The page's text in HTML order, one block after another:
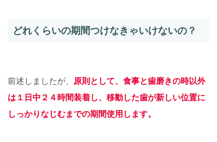
どれくらいの期間つけなきゃいけないの？
前述しましたが、 原則として、食事と歯磨きの時以外
は１日中２４時間装着し、移動した歯が新しい位置に
しっかりなじむまでの期間使用します。